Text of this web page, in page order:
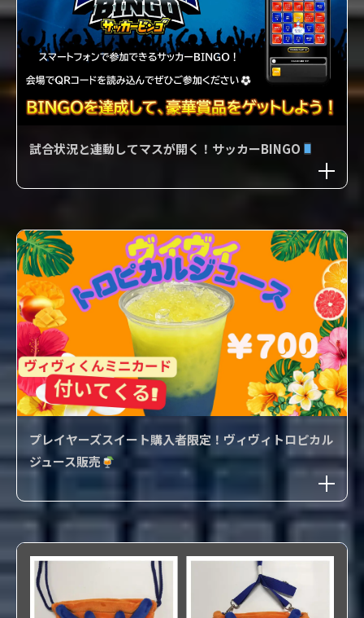
試合状況と連動してマスが開く！サッカーBINGO
プレイヤーズスイート購入者限定！ヴィヴィトロピカル
ジュース販売